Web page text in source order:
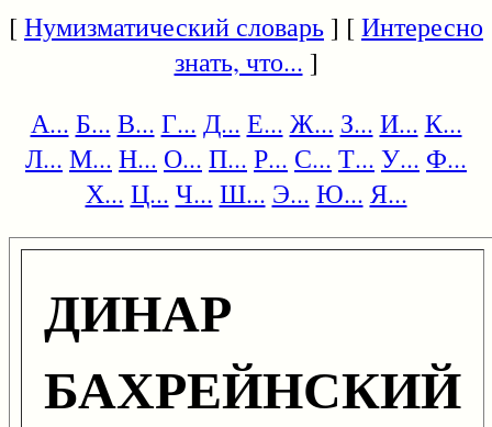
[Нумизматический словарь] [Интересно
знать, что... ]
А... Б... В... Г... Д... Е... Ж... З... И... К...
Л... М... Н... О... П... Р... С... Т... У... Ф...
Х... Ц... Ч... Ш... Э... Ю... Я...
ДИНАР
БАХРЕЙНСКИЙ